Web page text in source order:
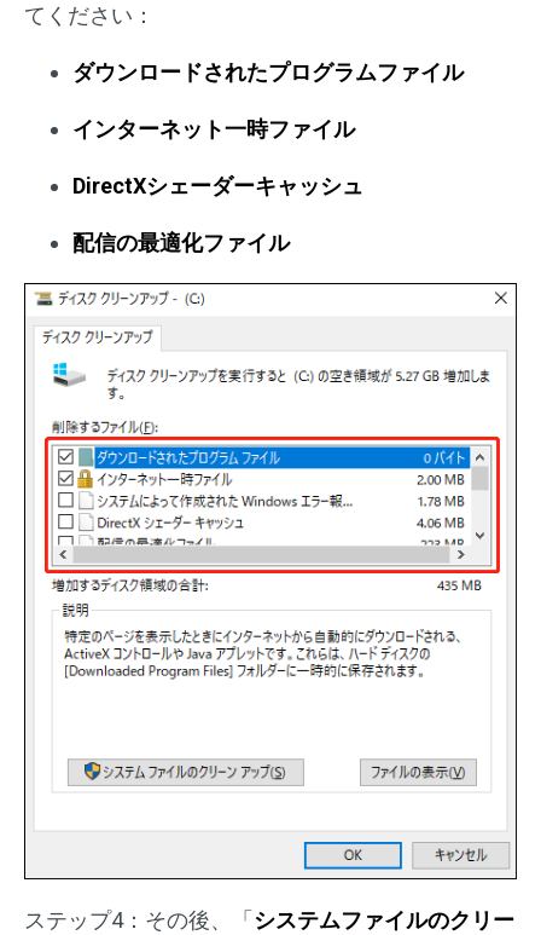
てください：
ダウンロードされたプログラムファイル
インターネット一時ファイル
DirectXシェーダーキャッシュ
配信の最適化ファイル
ステップ4：その後、「 システムファイルのクリー